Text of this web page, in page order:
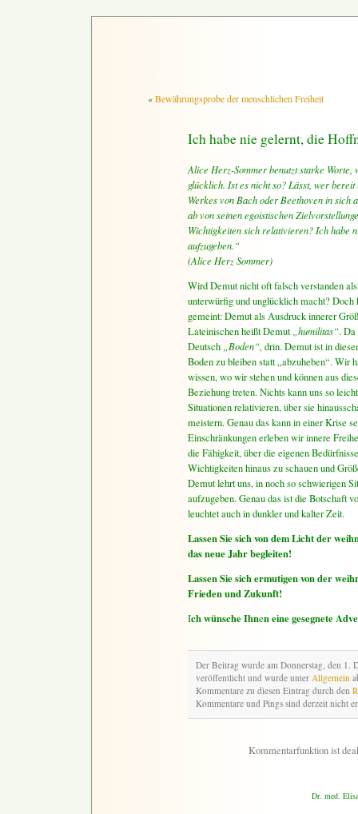
«Bewährungsprobe der menschlichen Freiheit
Ich habe nie gelernt, die
Alice Herz-Sommer benutzt starke Worte,
glücklich. Ist es nicht so? Lässt, wer
Werkes von Bach oder Beethoven in sich
ab von seinen egoistischen
Wichtigkeiten sich relativieren? Ich habe
aufzugeben.“
(Alice Herz Sommer)
Wird Demut nicht oft falsch verstanden
unterwürfig und unglücklich macht? Doch
gemeint: Demut als Ausdruck innerer
Lateinischen heißt Demut „humilitas“.
Deutsch
„Boden“, drin. Demut ist in
Boden zu bleiben statt „abzuheben“. Wir
wissen, wo wir stehen und können aus
Beziehung treten. Nichts kann uns so
Situationen relativieren, über sie
meistern. Genau das kann in einer Krise
Einschränkungen erleben wir innere
die Fähigkeit, über die eigenen
Wichtigkeiten hinaus zu schauen und
Demut lehrt uns, in noch so schwierigen
aufzugeben. Genau das ist die Botschaft
leuchtet auch in dunkler und kalter Zeit.
Lassen Sie sich von dem Licht der
das neue Jahr begleiten!
Lassen Sie sich ermutigen von der
Frieden und Zukunft!
Ich wünsche Ihnen eine gesegnete
Der Beitrag wurde am Donnerstag, den 1.
veröffentlicht und wurde unter Allgemein
Kommentare zu diesen Eintrag durch den
Kommentare und Pings sind derzeit nicht
Kommentarfunktion ist
Dr. med.